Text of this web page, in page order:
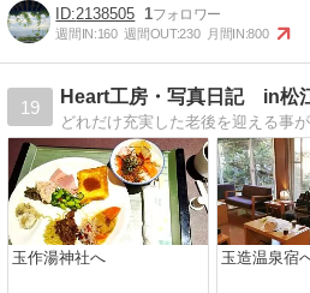
2138505 1
週間IN:160 週間OUT:230 月間IN:800
19
Heart工房・写真日記 in松
どれだけ充実した老後を迎える事
玉作湯神社へ 玉造温泉宿